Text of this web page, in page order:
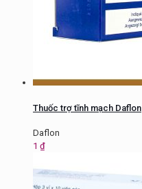
Thuốc trợ tĩnh mạch Daflon
Daflon
1 ₫